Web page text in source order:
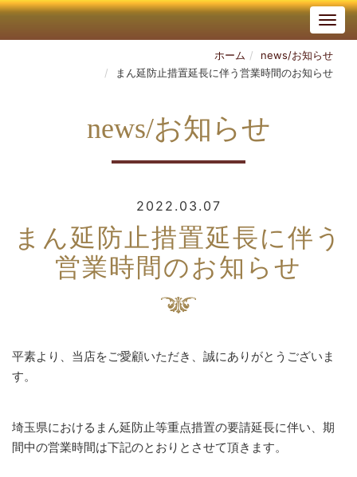
ホーム
news/お知らせ
まん延防止措置延長に伴う営業時間のお知らせ
news/お知らせ
2022.03.07
まん延防止措置延長に伴う
営業時間のお知らせ
平素より、当店をご愛顧いただき、誠にありがとうございま
す。
埼玉県におけるまん延防止等重点措置の要請延長に伴い、期
間中の営業時間は下記のとおりとさせて頂きます。